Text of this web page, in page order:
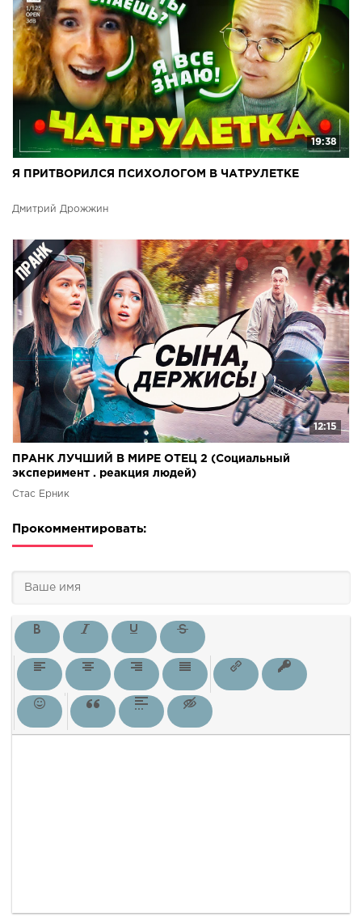
19:38
Я ПРИТВОРИЛСЯ ПСИХОЛОГОМ В ЧАТРУЛЕТКЕ
Дмитрий Дрожжин
12:15
ПРАНК ЛУЧШИЙ В МИРЕ ОТЕЦ 2 (Социальный
эксперимент . реакция людей)
Стас Ёрник
Прокомментировать: